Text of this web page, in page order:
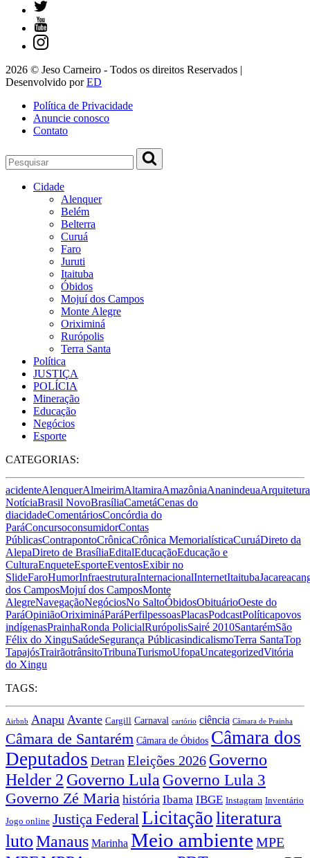
2026 © Jeso Carneiro - Todos os direitos Reservados |
Desenvolvido porED
Política de Privacidade
Anuncie conosco
Contato
Cidade
Alenquer
Belém
Belterra
Curuá
Faro
Juruti
Itaituba
Óbidos
Mojuí dos Campos
Monte Alegre
Oriximiná
Rurópolis
Terra Santa
Política
JUSTIÇA
POLÍCIA
Mineração
Educação
Negócios
Esporte
CATEGORIAS:
acidenteAlenquerAlmeirimAltamiraAmazôniaAnanindeuaArquitetura
NotíciaBrasil NovoBrasíliaCametáCenas do
diacidadeComentáriosConcórdia do
ParáConcursoconsumidorContas
PúblicasContrapontoCrônicaCrônica MemorialísticaCuruáDireto da
AlepaDireto de BrasíliaEditalEducaçãoEducação e
CulturaEnqueteEsporteEventosExibir no
SlideFaroHumorInfraestruturaInternacionalInternetItaituba
dos CamposMojuí dos CamposMonte
AlegreNavegaçãoNegóciosNo SaltoÓbidosObituárioOeste do
ParáOpiniãoOriximináParáPerfilpessoasPlacasPodcastPolíticapovos
indígenasPrainhaRonda PolicialRurópolisSairé 2010SantarémSão
Félix do XinguSaúdeSegurança PúblicasindicalismoTerra SantaTop
TapajósTrairãotrânsitoTribunaTurismoUfopaUncategorizedVitória
do Xingu
TAGS:
Airbnb Anapu Avante Cargill Carnaval cartório ciência Câmara de Prainha
Câmara de Santarém Câmara de Óbidos Câmara dos
Deputados Detran Eleições 2026 Governo
Helder 2 Governo Lula Governo Lula 3
Governo Zé Maria história Ibama IBGE Instagram Inventário
Jogo online Justiça FederalLicitaçãoliteratura
lutoManaus Marinha Meio ambiente MPE